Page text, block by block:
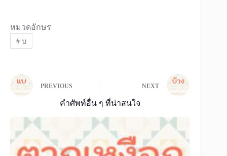
หมวดอักษร
#บ
PREVIOUS NEXT
คำศัพท์อื่น ๆ ที่น่าสนใจ